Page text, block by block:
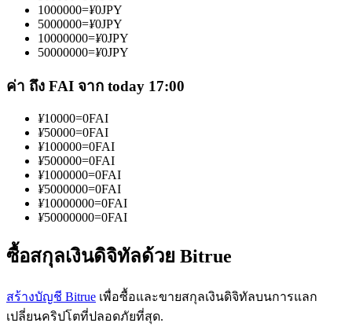
เป็นเทรดเดอร์คัดลอก
เพลิดเพลินกับการแบ่งปันผลกำไรและค่าคอมมิชชั่นการคัด
การวิเคราะห์ข้อมูลขนาดใหญ่ รวมถึงข้อมูลการค้า ฯลฯ
1000000=¥0JPY
5000000=¥0JPY
10000000=¥0JPY
50000000=¥0JPY
ค่า ถึง FAI จาก today 17:00
¥10000=0FAI
¥50000=0FAI
¥100000=0FAI
¥500000=0FAI
¥1000000=0FAI
¥5000000=0FAI
¥10000000=0FAI
¥50000000=0FAI
ซื้อสกุลเงินดิจิทัลด้วย Bitrue
สร้างบัญชี Bitrue เพื่อซื้อและขายสกุลเงินดิจิทัลบนการแลก
เปลี่ยนคริปโตที่ปลอดภัยที่สุด.